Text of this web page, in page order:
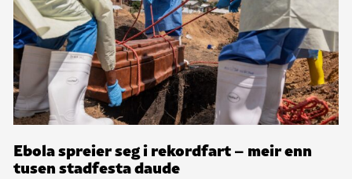
Ebola spreier seg i rekordfart – meir enn
tusen stadfesta daude